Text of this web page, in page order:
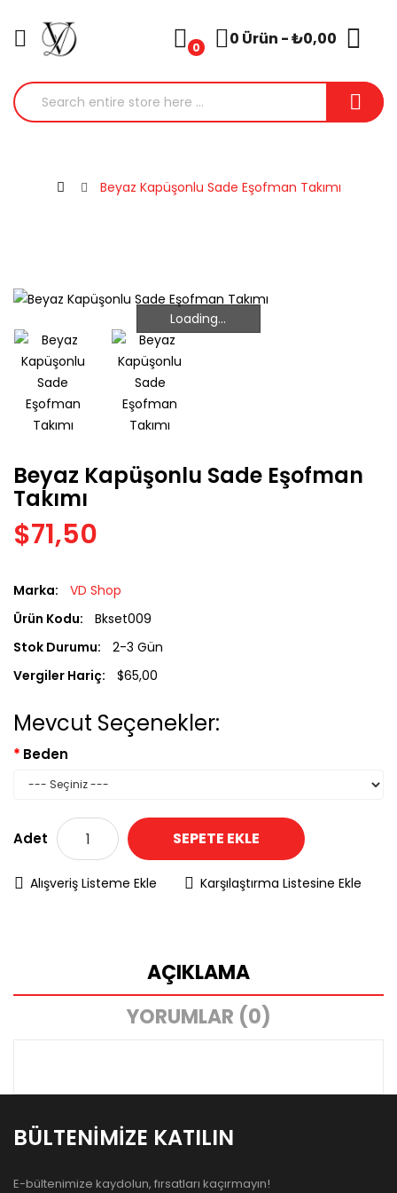
0 0 Ürün - ₺0,00
Beyaz Kapüşonlu Sade Eşofman Takımı
Loading...
Loading...
Beyaz Kapüşonlu Sade Eşofman
Takımı
$71,50
Marka:
VD Shop
Ürün Kodu:
Bkset009
Stok Durumu:
2-3 Gün
Vergiler Hariç:
$65,00
Mevcut Seçenekler:
Beden
Adet SEPETE EKLE
Alışveriş Listeme Ekle Karşılaştırma Listesine Ekle
AÇIKLAMA
YORUMLAR (0)
BÜLTENIMIZE KATILIN
E-bültenimize kaydolun, fırsatları kaçırmayın!